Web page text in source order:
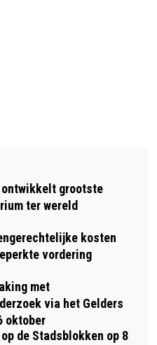
TALENT
9 TOT
BIJ POGING
MANNEN?
ontwikkelt grootste
ter wereld
kosten
vordering
met
via het Gelders
oktober
de Stadsblokken op 8